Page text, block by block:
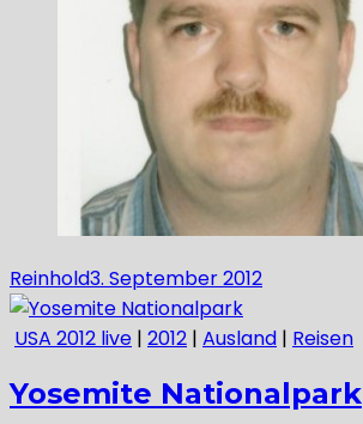
Reinhold3. September 2012
USA 2012 live | 2012 | Ausland | Reisen
Yosemite Nationalpark